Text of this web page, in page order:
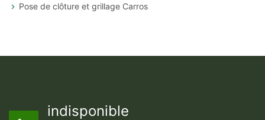
Pose de clôture et grillage Carros
indisponible